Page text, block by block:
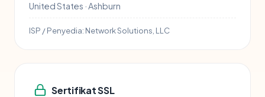
United States · Ashburn
ISP / Penyedia: Network Solutions, LLC
Sertifikat SSL